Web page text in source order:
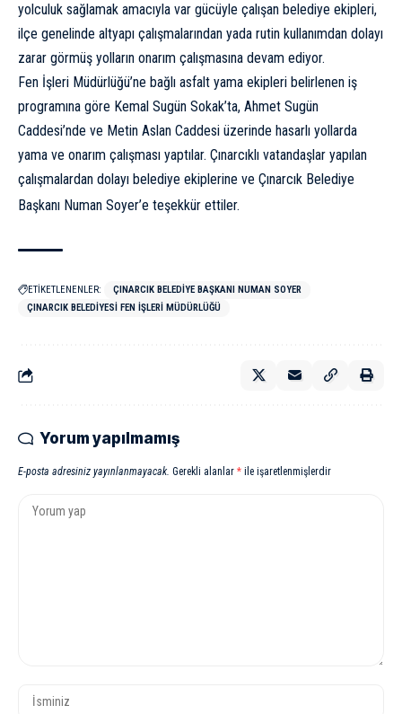
yolculuk sağlamak amacıyla var gücüyle çalışan belediye ekipleri,
ilçe genelinde altyapı çalışmalarından yada rutin kullanımdan dolayı
zarar görmüş yolların onarım çalışmasına devam ediyor.
Fen İşleri Müdürlüğü’ne bağlı asfalt yama ekipleri belirlenen iş
programına göre Kemal Sugün Sokak’ta, Ahmet Sugün
Caddesi’nde ve Metin Aslan Caddesi üzerinde hasarlı yollarda
yama ve onarım çalışması yaptılar. Çınarcıklı vatandaşlar yapılan
çalışmalardan dolayı belediye ekiplerine ve Çınarcık Belediye
Başkanı Numan Soyer’e teşekkür ettiler.
ETİKETLENENLER:
ÇINARCIK BELEDIYE BAŞKANI NUMAN SOYER
ÇINARCIK BELEDIYESI FEN İŞLERI MÜDÜRLÜĞÜ
Yorum yapılmamış
E-posta adresiniz yayınlanmayacak. Gerekli alanlar * ile işaretlenmişlerdir